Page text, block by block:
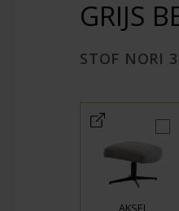
GRIJS
STOF NORI
AKSEL